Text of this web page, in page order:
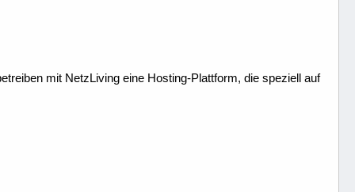
mit NetzLiving eine Hosting-Plattform, die speziell auf